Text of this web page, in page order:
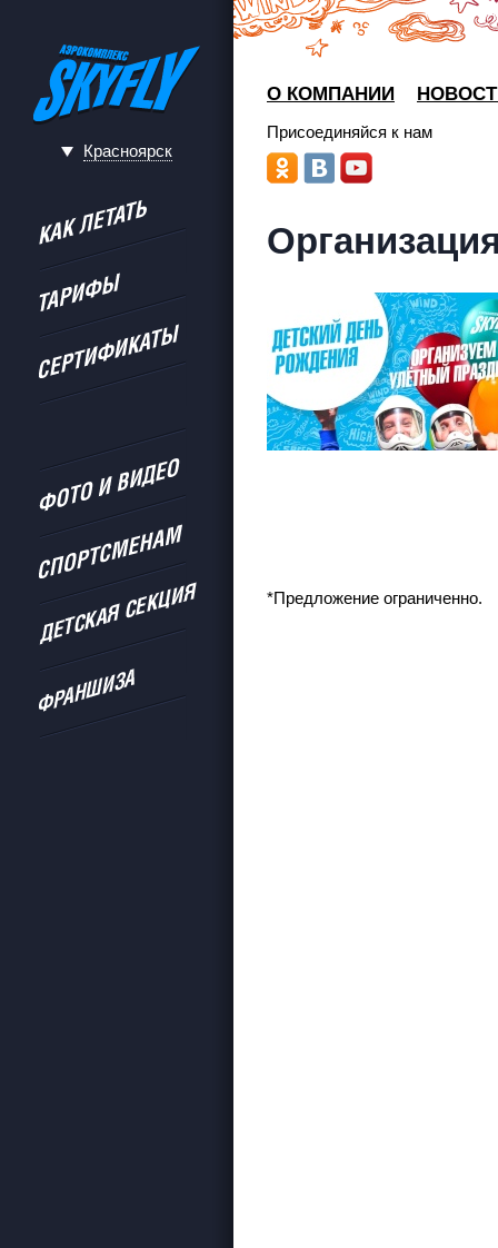
Красноярск
О КОМПАНИИ
Присоединяйся к нам
*Предложение ограниченно.